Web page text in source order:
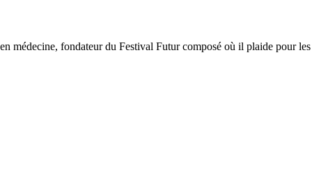
fondateur du Festival Futur composé où il plaide pour